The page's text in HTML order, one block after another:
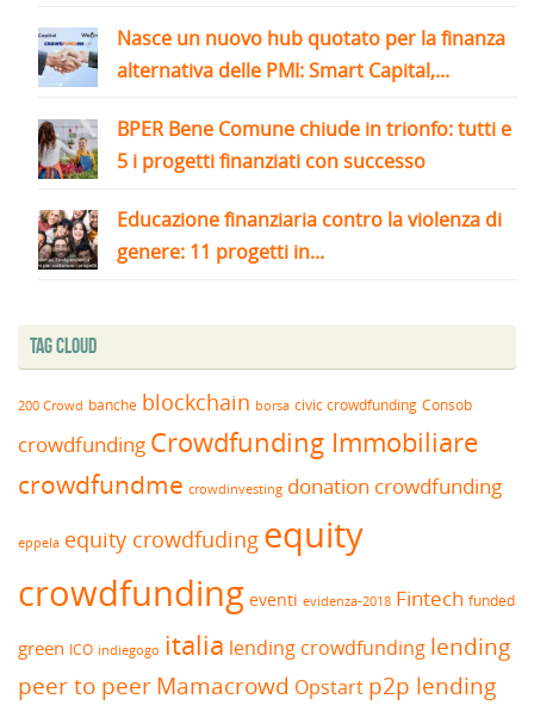
Nasce un nuovo hub quotato per la finanza
alternativa delle PMI: Smart Capital,...
BPER Bene Comune chiude in trionfo: tutti e
5 i progetti finanziati con successo
Educazione finanziaria contro la violenza di
genere: 11 progetti in...
Tag Cloud
200 Crowd banche blockchain borsa civic crowdfunding Consob
crowdfunding Crowdfunding Immobiliare
crowdfundme crowdinvesting donation crowdfunding
eppela equity crowdfuding equity
crowdfunding eventi evidenza-2018 Fintech funded
green ICO indiegogo italia lending crowdfunding lending
peer to peerMamacrowd Opstart p2p lending